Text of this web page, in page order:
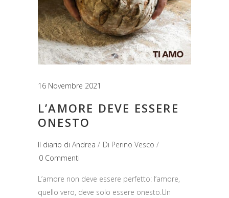
16 Novembre 2021
L’AMORE DEVE ESSERE
ONESTO
Il diario di Andrea Di Perino Vesco
0 Commenti
L’amore non deve essere perfetto: l‘amore,
quello vero, deve solo essere onesto.Un